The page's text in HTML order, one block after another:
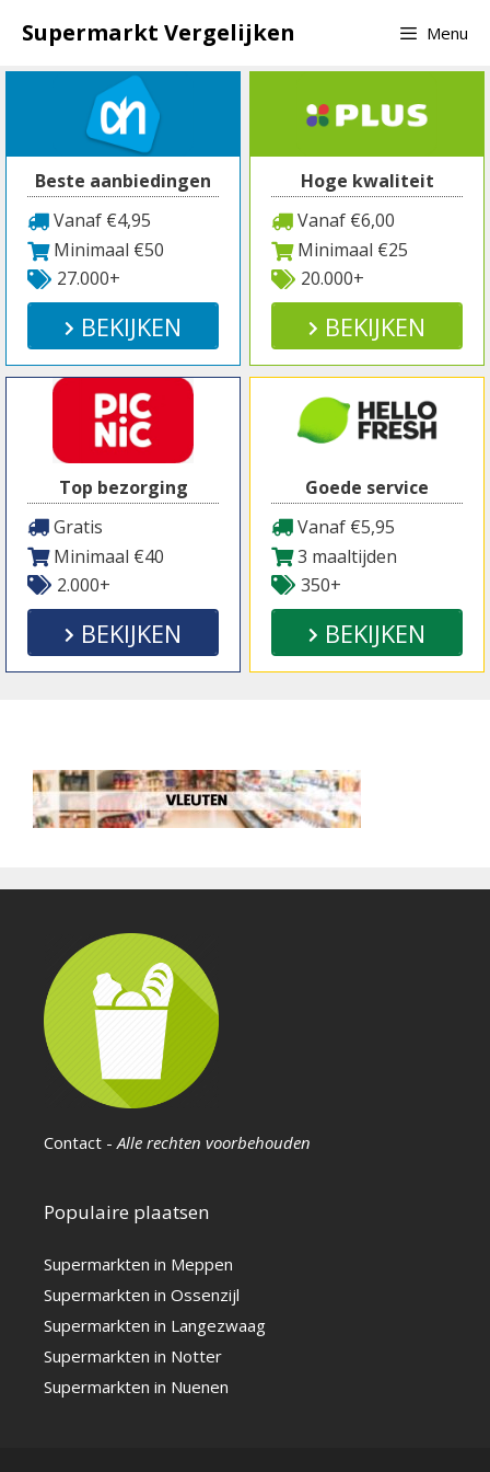
naar
inhoud
Supermarkt Vergelijken Menu
Beste aanbiedingen
Vanaf €4,95
Minimaal €50
27.000+
BEKIJKEN
Hoge kwaliteit
Vanaf €6,00
Minimaal €25
20.000+
BEKIJKEN
Top bezorging
Gratis
Minimaal €40
2.000+
BEKIJKEN
Goede service
Vanaf €5,95
3 maaltijden
350+
BEKIJKEN
Contact - Alle rechten voorbehouden
Populaire plaatsen
Supermarkten in Meppen
Supermarkten in Ossenzijl
Supermarkten in Langezwaag
Supermarkten in Notter
Supermarkten in Nuenen